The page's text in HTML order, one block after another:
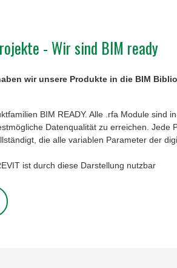
- Wir sind BIM ready
wir unsere Produkte in die BIM
BIM READY. Alle .rfa Module sind
Datenqualität zu erreichen. Jede
die alle variablen Parameter der
ist durch diese Darstellung nutzbar